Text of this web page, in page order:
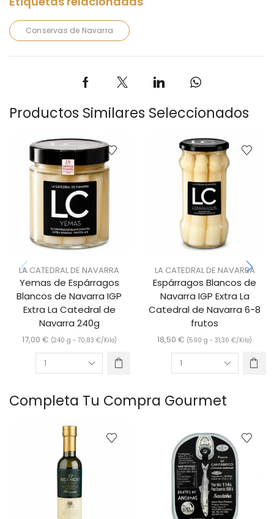
Conservas de Navarra
Productos Similares Seleccionados
LA CATEDRAL DE NAVARRA
Yemas de Espárragos
Blancos de Navarra IGP
Extra La Catedral de
Navarra 240g
17,00 € (240 g - 70,83 €/Kilo)
LA CATEDRAL DE NAVARRA
Espárragos Blancos de
Navarra IGP Extra La
Catedral de Navarra 6-8
frutos
18,50€ (590 g -31,36€/Kilo)
Completa Tu Compra Gourmet